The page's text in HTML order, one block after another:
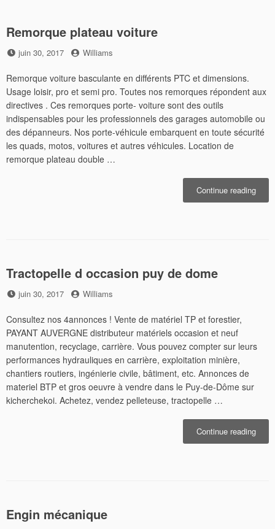
Remorque plateau voiture
Posted
juin 30, 2017 by
Williams
Remorque voiture basculante en différents PTC et dimensions.
Usage loisir, pro et semi pro. Toutes nos remorques répondent aux
directives . Ces remorques porte- voiture sont des outils
indispensables pour les professionnels des garages automobile ou
des dépanneurs. Nos porte-véhicule embarquent en toute sécurité
les quads, motos, voitures et autres véhicules. Location de
remorque plateau double …
Continue reading«
Tractopelle d occasion puy de dome
Posted
juin 30, 2017 by
Williams
Consultez nos 4annonces ! Vente de matériel TP et forestier,
PAYANT AUVERGNE distributeur matériels occasion et neuf
manutention, recyclage, carrière. Vous pouvez compter sur leurs
performances hydrauliques en carrière, exploitation minière,
chantiers routiers, ingénierie civile, bâtiment, etc. Annonces de
materiel BTP et gros oeuvre à vendre dans le Puy-de-Dôme sur
kicherchekoi. Achetez, vendez pelleteuse, tractopelle …
Continue reading«
d
Engin mécanique